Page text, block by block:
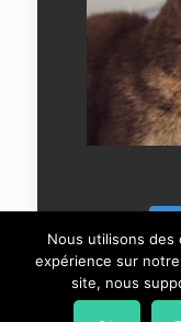
Nous utilisons des
expérience sur
site, nous